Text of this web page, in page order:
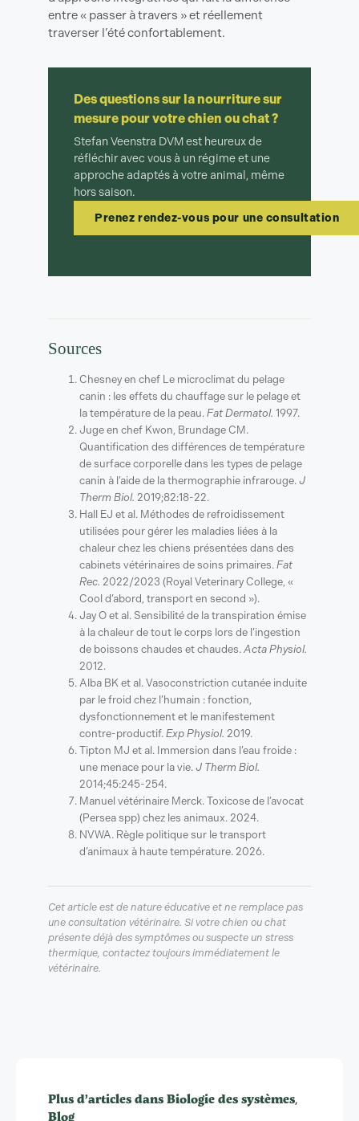
entre « passer à travers » et réellement
traverser l’été confortablement.
Des questions sur la nourriture sur
mesure pour votre chien ou chat ?
Stefan Veenstra DVM est heureux de
réfléchir avec vous à un régime et une
approche adaptés à votre animal, même
hors saison.
Prenez rendez-vous pour une consultation
Sources
Chesney en chef Le microclimat du pelage
canin : les effets du chauffage sur le pelage et
la température de la peau.Fat Dermatol. 1997.
Juge en chef Kwon, Brundage CM.
Quantification des différences de température
de surface corporelle dans les types de pelage
canin à l’aide de la thermographie infrarouge.J
Therm Biol. 2019;82:18-22.
Hall EJ et al. Méthodes de refroidissement
utilisées pour gérer les maladies liées à la
chaleur chez les chiens présentées dans des
cabinets vétérinaires de soins primaires.Fat
Rec. 2022/2023 (Royal Veterinary College, «
Cool d’abord, transport en second »).
Jay O et al. Sensibilité de la transpiration émise
à la chaleur de tout le corps lors de l’ingestion
de boissons chaudes et chaudes.Acta Physiol.
2012.
Alba BK et al. Vasoconstriction cutanée induite
par le froid chez l’humain : fonction,
dysfonctionnement et le manifestement
contre-productif.Exp Physiol. 2019.
Tipton MJ et al. Immersion dans l’eau froide :
une menace pour la vie.J Therm Biol.
2014;45:245-254.
Manuel vétérinaire Merck. Toxicose de l’avocat
(Persea spp) chez les animaux. 2024.
NVWA. Règle politique sur le transport
d’animaux à haute température. 2026.
Cet article est de nature éducative et ne remplace pas
une consultation vétérinaire. Si votre chien ou chat
présente déjà des symptômes ou suspecte un stress
thermique, contactez toujours immédiatement le
vétérinaire.
Plus d’articles dansBiologie des systèmes,
Blog